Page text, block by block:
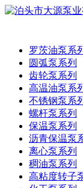
罗茨油泵系
圆弧泵系列
齿轮泵系列
高温油泵系
不锈钢泵系
螺杆泵系列
保温泵系列
沥青保温泵
离心泵系列
稠油泵系列
高粘度转子